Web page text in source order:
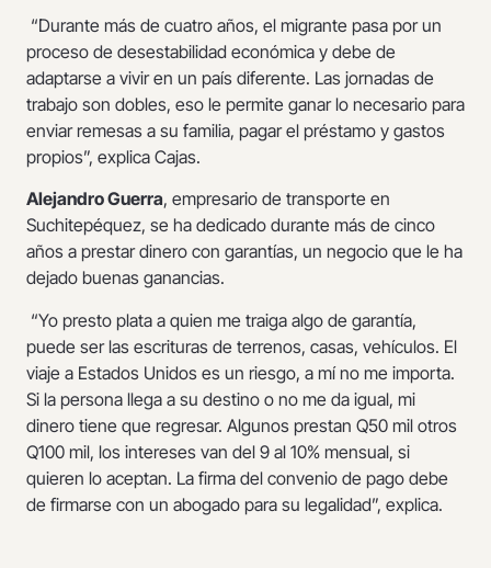
“Durante más de cuatro años, el migrante pasa por un
proceso de desestabilidad económica y debe de
adaptarse a vivir en un país diferente. Las jornadas de
trabajo son dobles, eso le permite ganar lo necesario para
enviar remesas a su familia, pagar el préstamo y gastos
propios”, explica Cajas.
Alejandro Guerra, empresario de transporte en
Suchitepéquez, se ha dedicado durante más de cinco
años a prestar dinero con garantías, un negocio que le ha
dejado buenas ganancias.
“Yo presto plata a quien me traiga algo de garantía,
puede ser las escrituras de terrenos, casas, vehículos. El
viaje a Estados Unidos es un riesgo, a mí no me importa.
Si la persona llega a su destino o no me da igual, mi
dinero tiene que regresar. Algunos prestan Q50 mil otros
Q100 mil, los intereses van del 9 al 10% mensual, si
quieren lo aceptan. La firma del convenio de pago debe
de firmarse con un abogado para su legalidad”, explica.